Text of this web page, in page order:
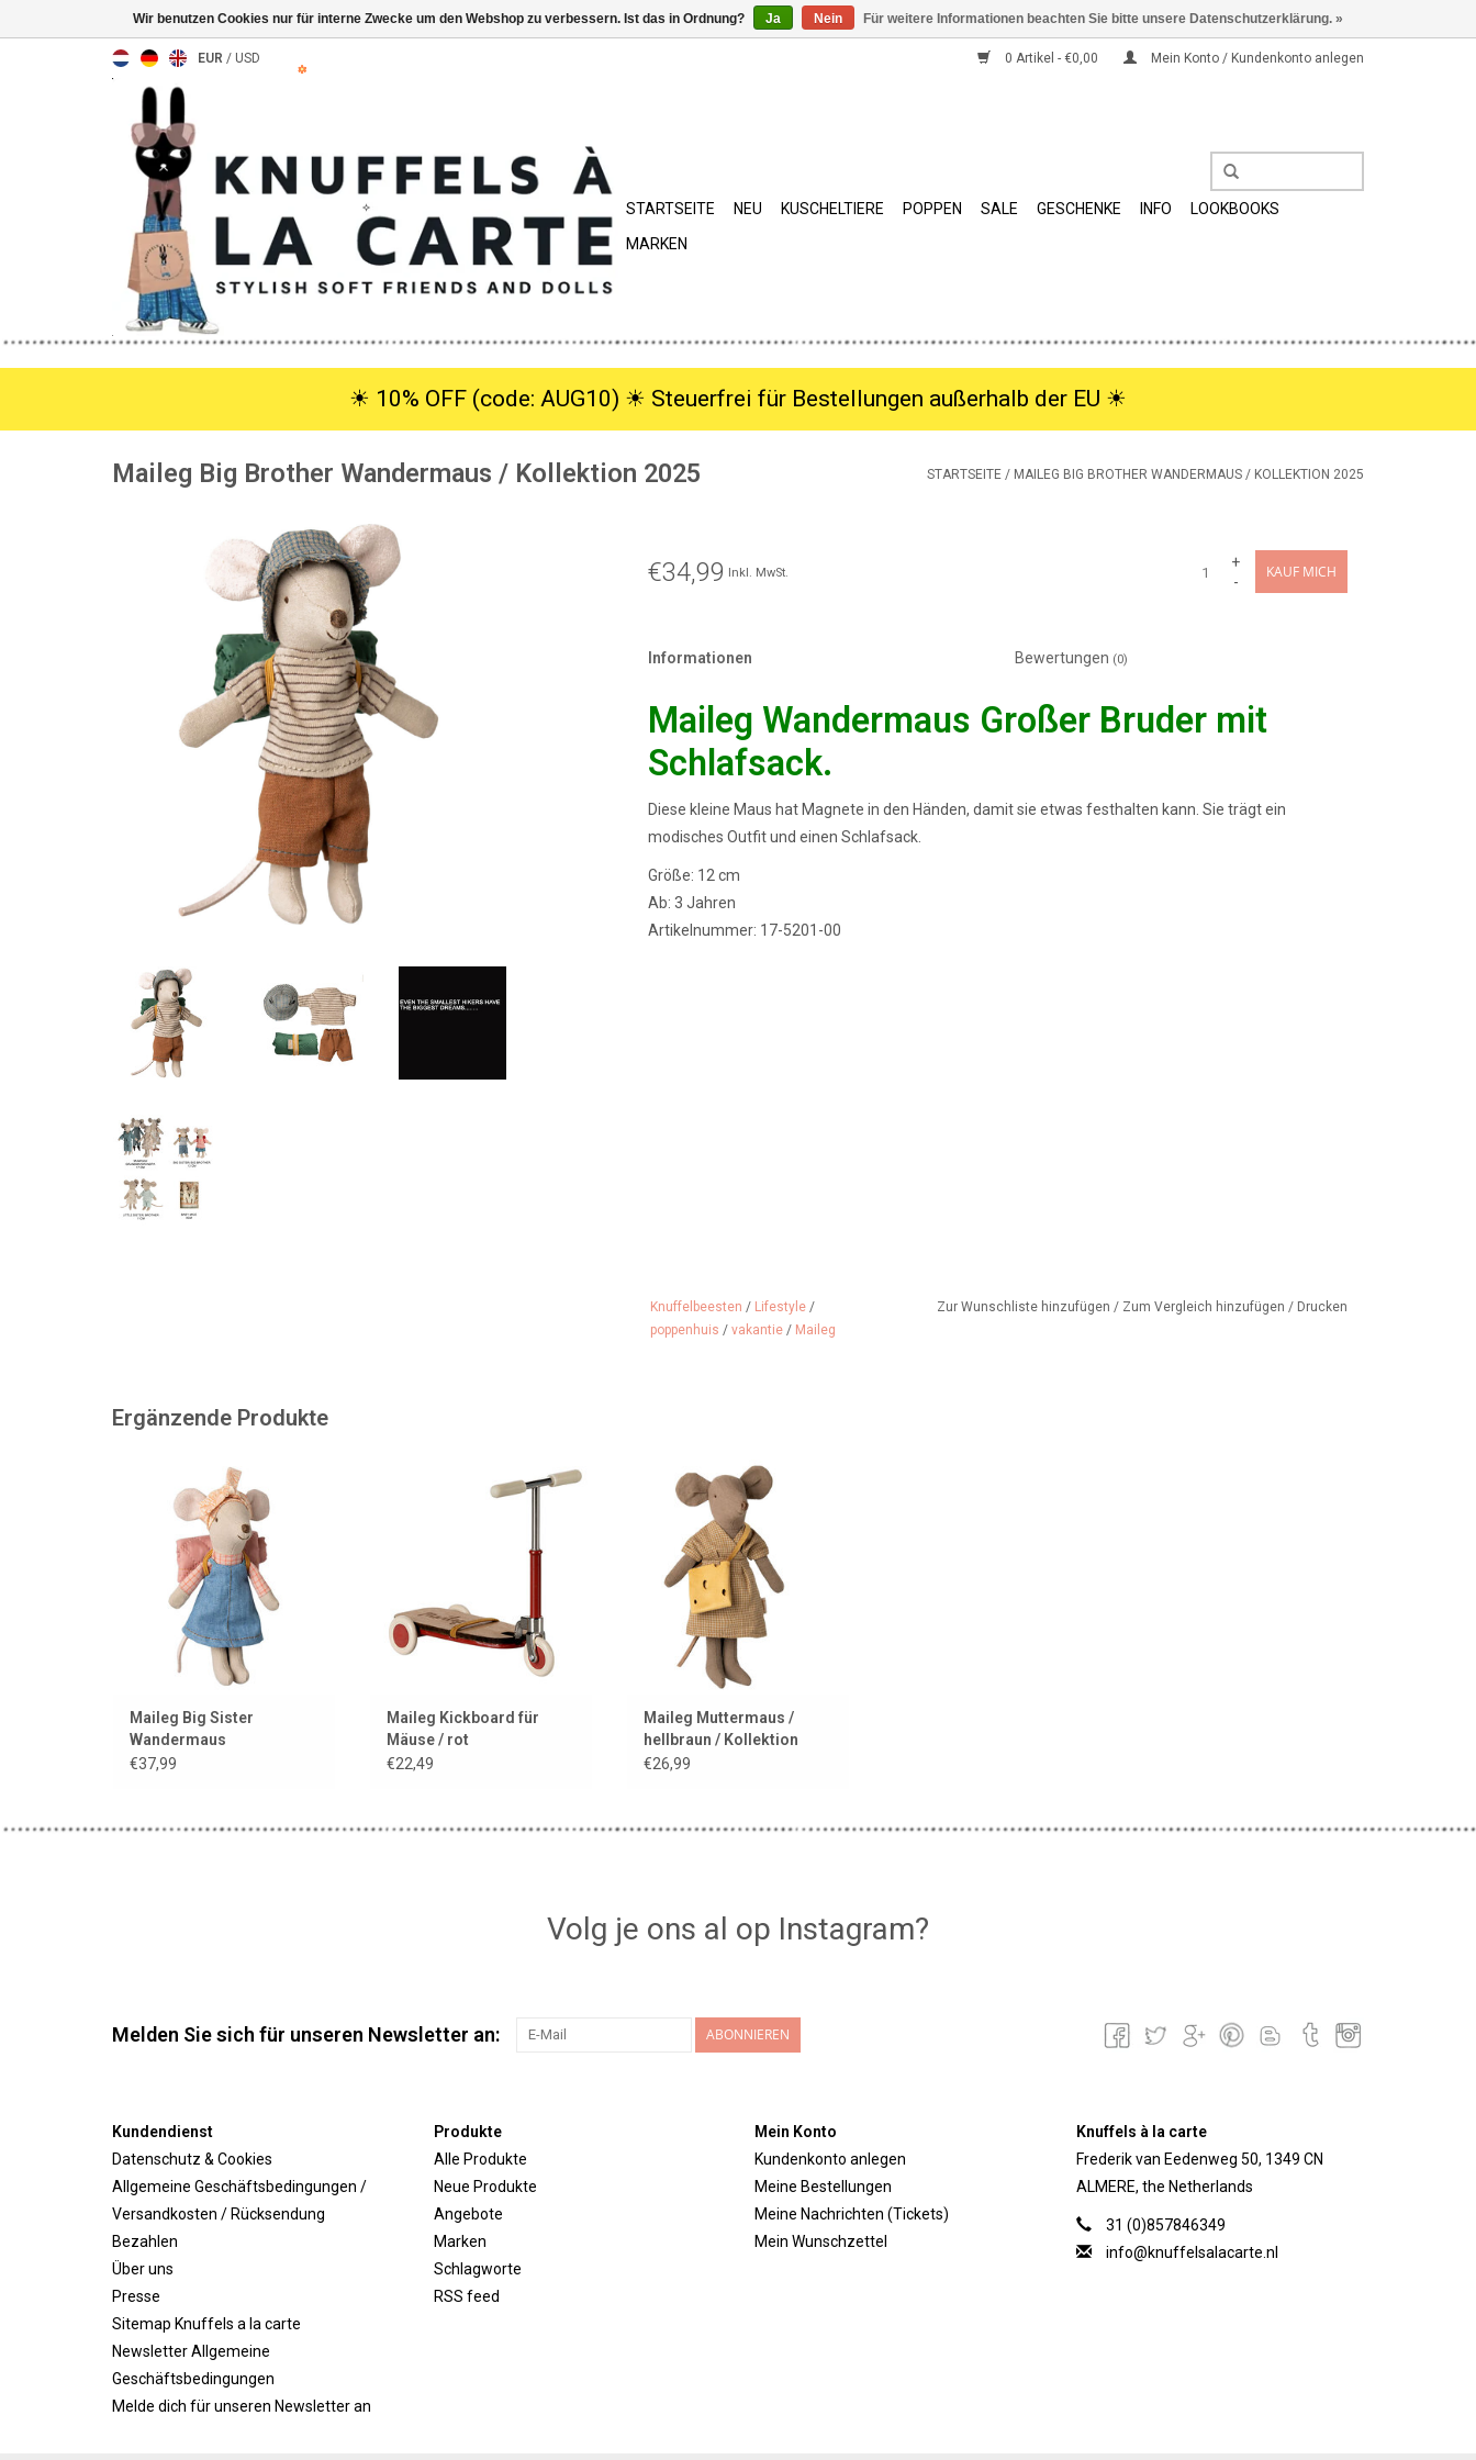
EUR / USD 0 Artikel - €0,00 Mein Konto / Kundenkonto anlegen
STARTSEITE NEU KUSCHELTIERE POPPEN SALE GESCHENKE INFO
LOOKBOOKS
MARKEN
☀︎ 10% OFF (code: AUG10) ☀︎ Steuerfrei für Bestellungen außerhalb der EU ☀︎
Maileg Big Brother Wandermaus / Kollektion 2025 STARTSEITE / MAILEG BIG BROTHER WANDERMAUS / KOLLEKTION 2025
€34,99 Inkl. MwSt.
+
-
KAUF MICH
Informationen Bewertungen (0)
Maileg Wandermaus Großer Bruder mit
Schlafsack.
Diese kleine Maus hat Magnete in den Händen, damit sie etwas festhalten kann. Sie trägt ein
modisches Outfit und einen Schlafsack.
Größe: 12 cm
Ab: 3 Jahren
Artikelnummer: 17-5201-00
Knuffelbeesten / Lifestyle /
poppenhuis / vakantie / Maileg
Zur Wunschliste hinzufügen / Zum Vergleich hinzufügen / Drucken
Ergänzende Produkte
Diese Wandermaus aus Maileg
liebt lange Spaziergänge und die
Natur, deshalb hat sie ihren
Schlafsack mitgenommen!
Außerdem hat sie Magnete in
den Händen.
ZUM WARENKORB HINZUFÜGEN
Maileg Big Sister
Wandermaus
€37,99
Ein Trittbrett für die Maileg-
Mäuse
Maileg Kickboard für
Mäuse / rot
€22,49
Hellbraune Muttermaus von
Maileg im coolen Outfit /
Kollektion 2025
ZUM WARENKORB HINZUFÜGEN
Maileg Muttermaus /
hellbraun / Kollektion
2025
€26,99
Volg je ons al op Instagram?
Melden Sie sich für unseren Newsletter an: ABONNIEREN
Kundendienst
Datenschutz & Cookies
Allgemeine Geschäftsbedingungen /
Versandkosten / Rücksendung
Bezahlen
Über uns
Presse
Sitemap Knuffels a la carte
Newsletter Allgemeine
Geschäftsbedingungen
Melde dich für unseren Newsletter an
Produkte
Alle Produkte
Neue Produkte
Angebote
Marken
Schlagworte
RSS feed
Mein Konto
Kundenkonto anlegen
Meine Bestellungen
Meine Nachrichten (Tickets)
Mein Wunschzettel
Knuffels à la carte
Frederik van Eedenweg 50, 1349 CN
ALMERE, the Netherlands
31 (0)857846349
info@knuffelsalacarte.nl
Wir benutzen Cookies nur für interne Zwecke um den Webshop zu verbessern. Ist das in Ordnung? Ja Nein Für weitere Informationen beachten Sie bitte unsere Datenschutzerklärung. »